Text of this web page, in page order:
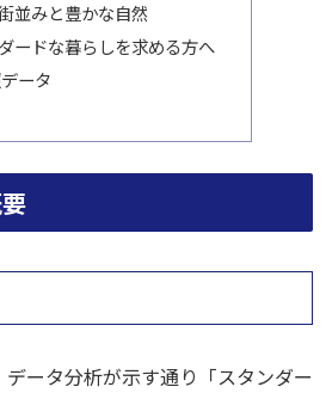
並みと豊かな自然
ードな暮らしを求める方へ
ータ
ータ分析が示す通り「スタンダー